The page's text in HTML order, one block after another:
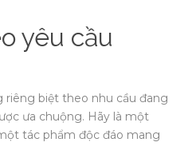
yêu cầu
riêng biệt theo nhu cầu đang
ưa chuộng. Hãy là một
tác phẩm độc đáo mang